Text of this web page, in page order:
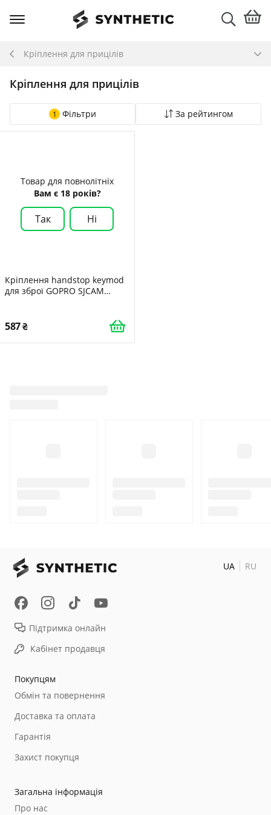
Кріплення для прицілів
Кріплення для прицілів
1 Фільтри За рейтингом
Товар для повнолітніх
Вам є 18 років?
Так Ні
Кріплення handstop keymod
для зброї GOPRO SJCAM
587
Покупцям
Обмін та повернення
Доставка та оплата
Гарантія
Захист покупця
Загальна інформація
Про нас
Підтримка онлайн
Кабінет продавця
UA RU